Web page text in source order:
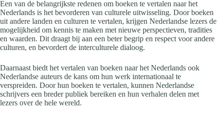
Een van de belangrijkste redenen om boeken te vertalen naar het
Nederlands is het bevorderen van culturele uitwisseling. Door boeken
uit andere landen en culturen te vertalen, krijgen Nederlandse lezers de
mogelijkheid om kennis te maken met nieuwe perspectieven, tradities
en waarden. Dit draagt bij aan een beter begrip en respect voor andere
culturen, en bevordert de interculturele dialoog.
Daarnaast biedt het vertalen van boeken naar het Nederlands ook
Nederlandse auteurs de kans om hun werk internationaal te
verspreiden. Door hun boeken te vertalen, kunnen Nederlandse
schrijvers een breder publiek bereiken en hun verhalen delen met
lezers over de hele wereld.